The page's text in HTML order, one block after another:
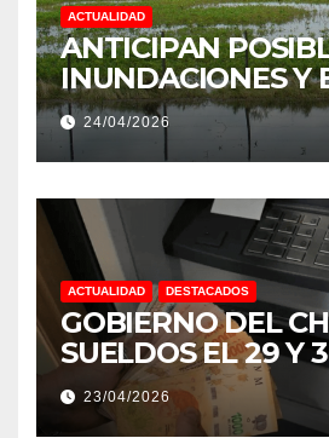
ACTUALIDAD
ANTICIPAN
INUNDACIONES Y
EXTREMOS:
NIÑO MUY
24/04/2026
ACTUALIDAD DESTACADOS
GOBIERNO DEL
SUELDOS EL 29 Y
ABRIL, CON EL 2%
AUMENTO
23/04/2026